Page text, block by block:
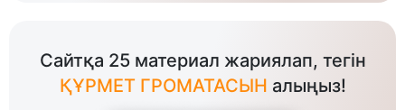
Сайтқа 25 материал жариялап, тегін
ҚҰРМЕТ ГРОМАТАСЫН алыңыз!